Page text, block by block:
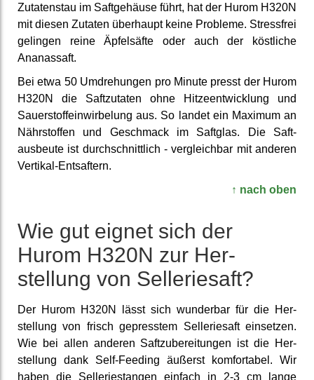
Zutaten­stau im Saft­gehäuse führt, hat der Hurom H320N
mit diesen Zutaten überhaupt keine Probleme. Stress­frei
gelingen reine Äpfel­säfte oder auch der köst­liche
Ananas­saft.
Bei etwa 50 Um­drehungen pro Minute presst der Hurom
H320N die Saft­zutaten ohne Hitze­entwick­lung und
Sauer­stoff­einwirbe­lung aus. So landet ein Maximum an
Nähr­stoffen und Geschmack im Saftglas. Die Saft­
ausbeute ist durch­schnitt­lich - ver­gleich­bar mit anderen
Vertikal-Ent­saftern.
↑ nach oben
Wie gut eignet sich der
Hurom H320N zur Her­
stellung von Sellerie­saft?
Der Hurom H320N lässt sich wunderbar für die Her­
stellung von frisch ge­presstem Sellerie­saft ein­setzen.
Wie bei allen anderen Saft­zuberei­tungen ist die Her­
stellung dank Self-Feeding äußerst komfortabel. Wir
haben die Sellerie­stangen einfach in 2-3 cm lange